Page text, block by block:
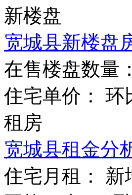
新楼盘
宽城县新楼盘
在售楼盘数量：
住宅单价：
环
租房
宽城县租金分
住宅月租：
新